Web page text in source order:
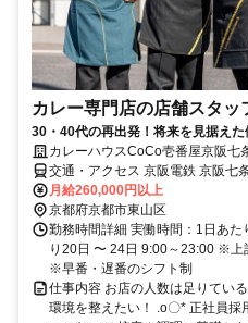
カレー専門店の店舗スタッ
30・40代の再出発！将来を見据え
カレーハウスCoCo壱番屋京阪七
交通・アクセス 京阪電鉄 京阪七
月給260,000円以上
京都府京都市東山区
勤務時間詳細 実働時間：1日あ
り20日 〜 24日 9:00～23:00 ※上
※早番・遅番のシフト制
仕事内容 お店の人数は足りてい
環境を整えたい！ .o〇* 正社員